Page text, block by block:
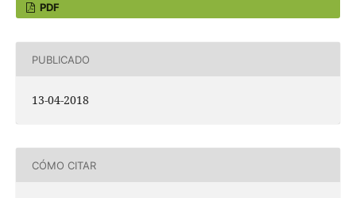
PDF
PUBLICADO
13-04-2018
CÓMO CITAR